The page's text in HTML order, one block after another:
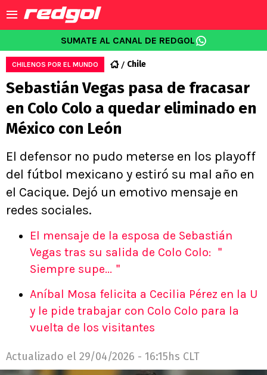
SUMATE AL CANAL DE REDGOL
CHILENOS POR EL MUNDO Chile
Sebastián Vegas pasa de fracasar
en Colo Colo a quedar eliminado en
México con León
El defensor no pudo meterse en los playoff
del fútbol mexicano y estiró su mal año en
el Cacique. Dejó un emotivo mensaje en
redes sociales.
El mensaje de la esposa de Sebastián
Vegas tras su salida de Colo Colo: ＂
Siempre supe...＂
Aníbal Mosa felicita a Cecilia Pérez en la U
y le pide trabajar con Colo Colo para la
vuelta de los visitantes
Actualizado el 29/04/2026 - 16:15hs CLT